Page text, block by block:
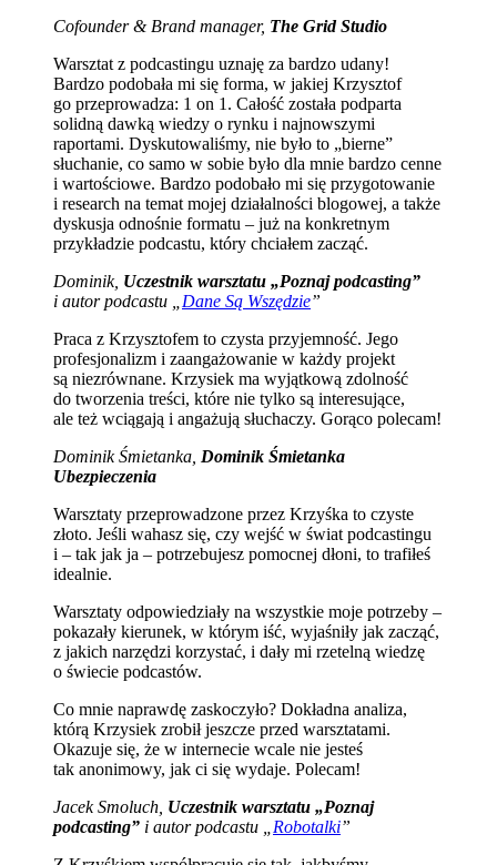
Cofounder & Brand manager, The Grid Studio
Warsztat z podcastingu uznaję za bardzo udany!
Bardzo podobała mi się forma, w jakiej Krzysztof
go przeprowadza: 1 on 1. Całość została podparta
solidną dawką wiedzy o rynku i najnowszymi
raportami. Dyskutowaliśmy, nie było to „bierne”
słuchanie, co samo w sobie było dla mnie bardzo cenne
i wartościowe. Bardzo podobało mi się przygotowanie
i research na temat mojej działalności blogowej, a także
dyskusja odnośnie formatu – już na konkretnym
przykładzie podcastu, który chciałem zacząć.
Dominik, Uczestnik warsztatu „Poznaj podcasting”
i autor podcastu „ Dane Są Wszędzie”
Praca z Krzysztofem to czysta przyjemność. Jego
profesjonalizm i zaangażowanie w każdy projekt
są niezrównane. Krzysiek ma wyjątkową zdolność
do tworzenia treści, które nie tylko są interesujące,
ale też wciągają i angażują słuchaczy. Gorąco polecam!
Dominik Śmietanka, Dominik Śmietanka
Ubezpieczenia
Warsztaty przeprowadzone przez Krzyśka to czyste
złoto. Jeśli wahasz się, czy wejść w świat podcastingu
i – tak jak ja – potrzebujesz pomocnej dłoni, to trafiłeś
idealnie.
Warsztaty odpowiedziały na wszystkie moje potrzeby –
pokazały kierunek, w którym iść, wyjaśniły jak zacząć,
z jakich narzędzi korzystać, i dały mi rzetelną wiedzę
o świecie podcastów.
Co mnie naprawdę zaskoczyło? Dokładna analiza,
którą Krzysiek zrobił jeszcze przed warsztatami.
Okazuje się, że w internecie wcale nie jesteś
tak anonimowy, jak ci się wydaje. Polecam!
Jacek Smoluch, Uczestnik warsztatu „Poznaj
podcasting” i autor podcastu „ Robotalki”